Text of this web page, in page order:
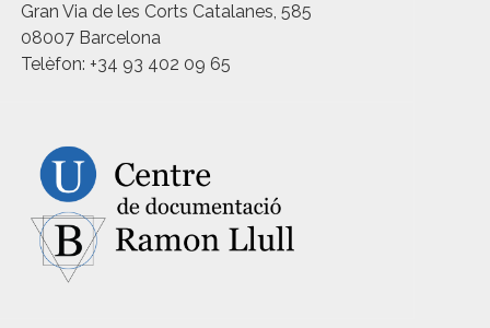
Gran Via de les Corts Catalanes, 585
08007 Barcelona
Telèfon: +34 93 402 09 65